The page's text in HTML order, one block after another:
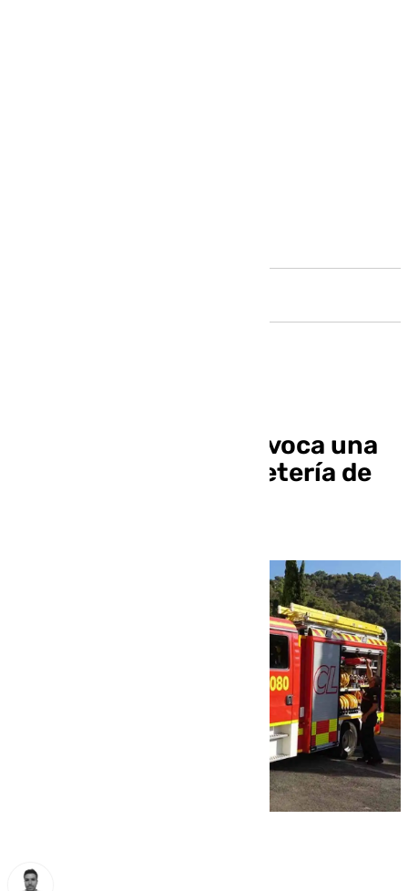
Un escape de gas provoca una
explosión en una cafetería de